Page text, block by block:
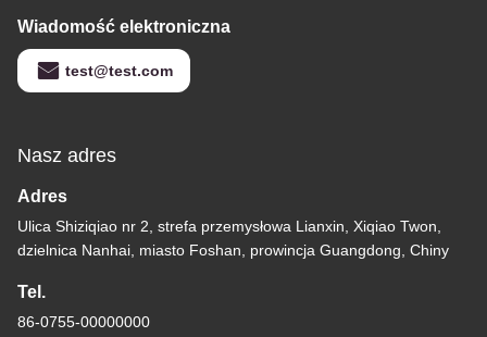
Wiadomość elektroniczna
test@test.com
Nasz adres
Adres
Ulica Shiziqiao nr 2, strefa przemysłowa Lianxin, Xiqiao Twon,
dzielnica Nanhai, miasto Foshan, prowincja Guangdong, Chiny
Tel.
86-0755-00000000